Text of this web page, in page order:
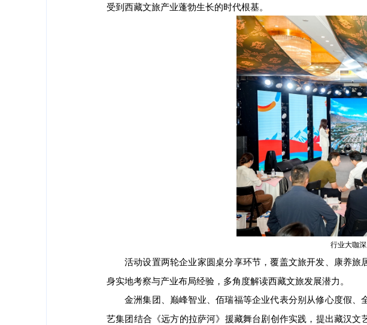
受到西藏文旅产业蓬勃生长的时代根基。
行业大咖
活动设置两轮企业家圆桌分享环节，覆盖文旅开发、康养
身实地考察与产业布局经验，多角度解读西藏文旅发展潜力。
金洲集团、巅峰智业、佰瑞福等企业代表分别从修心度假
艺集团结合《远方的拉萨河》援藏舞台剧创作实践，提出藏汉